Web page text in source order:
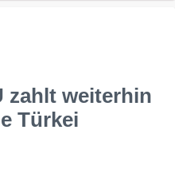
zahlt weiterhin
Türkei